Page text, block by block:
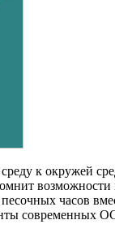
к окружей
возможности
часов
современных